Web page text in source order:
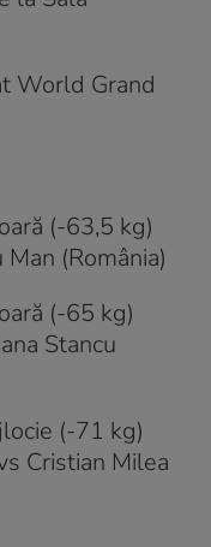
World Grand
(-63,5 kg)
(România)
(-65 kg)
Stancu
(-71 kg)
Cristian Milea